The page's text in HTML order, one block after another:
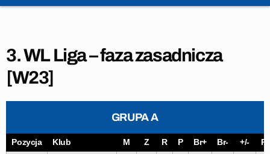
3. WL Liga – faza zasadnicza
[W23]
GRUPA A
Pozycja Klub M Z R P Br+ Br- +/-